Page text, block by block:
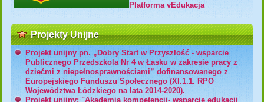
Platforma vEdukacja
Projekty Unijne
Projekt unijny pn. „Dobry Start w Przyszłość - wsparcie
Publicznego Przedszkola Nr 4 w Łasku w zakresie pracy z
dziećmi z niepełnosprawnościami” dofinansowanego z
Europejskiego Funduszu Społecznego (XI.1.1. RPO
Województwa Łódzkiego na lata 2014-2020).
Projekt unijny: "Akademia kompetencji- wsparcie edukacji